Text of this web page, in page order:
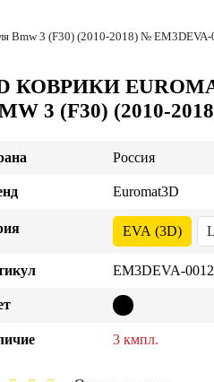
Bmw 3 (F30) (2010-2018) №
КОВРИКИ
3 (F30) (2010-
Россия
Euromat3D
EVA (3D)
EM3DEVA-
3 кмпл.